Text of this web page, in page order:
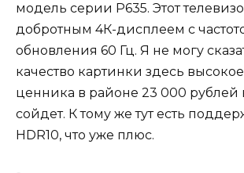
модель серии P635. Этот
добротным 4К-дисплеем с
обновления 60 Гц. Я не могу
качество картинки здесь
ценника в районе 23 000 рублей
сойдет. К тому же тут есть
HDR10, что уже плюс.